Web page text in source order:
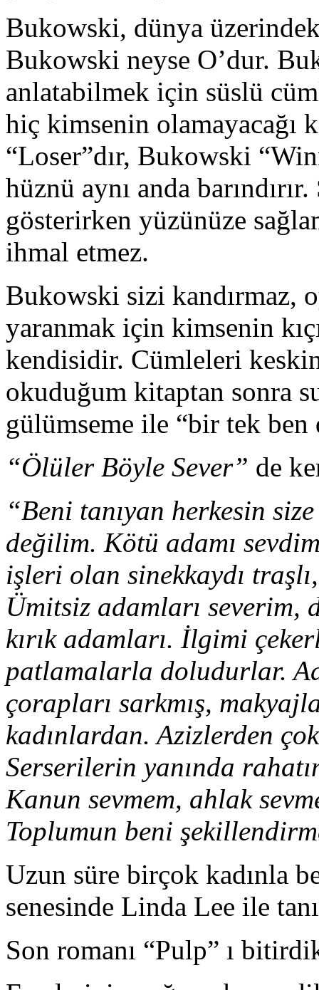
Bukowski, dünya
Bukowski neyse O’dur.
anlatabilmek için süslü
hiç kimsenin olamayacağı
“Loser”dır, Bukowski
hüznü aynı anda
gösterirken yüzünüze
ihmal etmez.
Bukowski sizi kandırmaz,
yaranmak için kimsenin
kendisidir. Cümleleri
okuduğum kitaptan sonra
gülümseme ile “bir tek
“Ölüler Böyle Sever” de
“Beni tanıyan herkesin
değilim. Kötü adamı
işleri olan sinekkaydı
Ümitsiz adamları severim,
kırık adamları. İlgimi
patlamalarla doludurlar.
çorapları sarkmış,
kadınlardan. Azizlerden
Serserilerin yanında
Kanun sevmem, ahlak
Toplumun beni
Uzun süre birçok kadınla
senesinde Linda Lee ile
Son romanı “Pulp” ı